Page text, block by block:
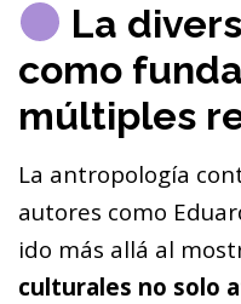
La
como
múltiples
La antropología
autores como
ido más allá al
culturales no solo